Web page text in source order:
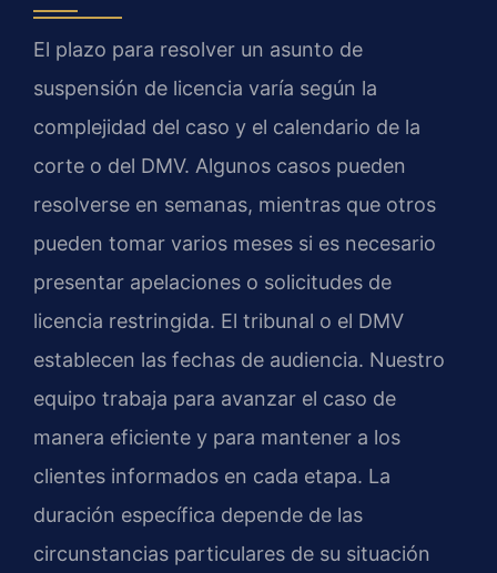
El plazo para resolver un asunto de
suspensión de licencia varía según la
complejidad del caso y el calendario de la
corte o del DMV. Algunos casos pueden
resolverse en semanas, mientras que otros
pueden tomar varios meses si es necesario
presentar apelaciones o solicitudes de
licencia restringida. El tribunal o el DMV
establecen las fechas de audiencia. Nuestro
equipo trabaja para avanzar el caso de
manera eficiente y para mantener a los
clientes informados en cada etapa. La
duración específica depende de las
circunstancias particulares de su situación